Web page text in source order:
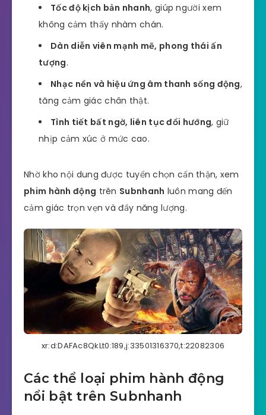
Tốc độ kịch bản nhanh, giúp người xem
không cảm thấy nhàm chán.
Dàn diễn viên mạnh mẽ, phong thái ấn
tượng.
Nhạc nền và hiệu ứng âm thanh sống động,
tăng cảm giác chân thật.
Tình tiết bất ngờ, liên tục đổi hướng, giữ
nhịp cảm xúc ở mức cao.
Nhờ kho nội dung được tuyển chọn cẩn thận, xem
phim hành động trên Subnhanh luôn mang đến
cảm giác trọn vẹn và đầy năng lượng.
xr:d:DAFAc8QkLt0:189,j:33501316370,t:22082306
Các thể loại phim hành động
nổi bật trên Subnhanh